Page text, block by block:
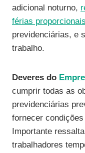
adicional noturno,
férias proporcionais
previdenciárias, e
trabalho.
Deveres do
cumprir todas as
previdenciárias
fornecer
Importante
trabalhadores